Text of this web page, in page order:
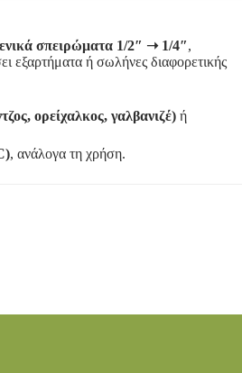
σπειρώματα 1/2″ ➝ 1/4″,
εξαρτήματα ή σωλήνες διαφορετικής
ορείχαλκος, γαλβανιζέ) ή
, ανάλογα τη χρήση.